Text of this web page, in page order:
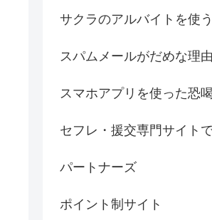
サクラのアルバイトを使う
スパムメールがだめな理由
スマホアプリを使った恐喝
セフレ・援交専門サイト
パートナーズ
ポイント制サイト